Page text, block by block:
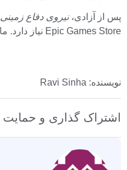
پس از آزادی،نیروی دفاع زمینی 6
Epic Games Store نیاز دارد. ما هنوز نمی دانیم که به اشتباه اضافه شده است یا خیر، پس منتظر به روز رسانی ها باشید.
نویسنده: Ravi Sinha
اشتراک گذاری و حمایت